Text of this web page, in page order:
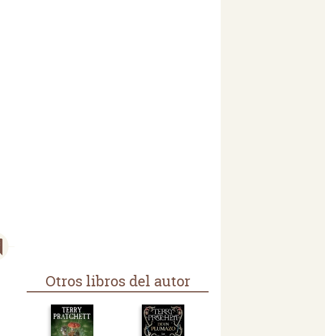
Otros libros del autor